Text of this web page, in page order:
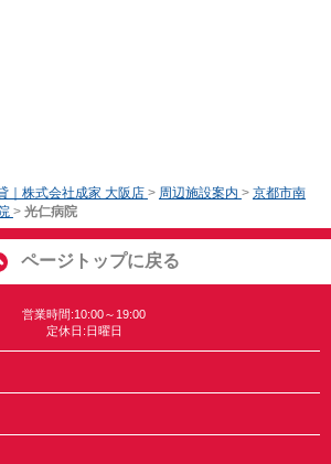
｜株式会社成家 大阪店 > 周辺施設案内 > 京都市南
> 光仁病院
ページトップに戻る
営業時間:10:00～19:00
定休日:日曜日